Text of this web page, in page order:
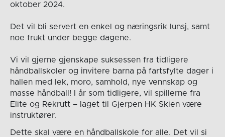
oktober 2024.
Det vil bli servert en enkel og næringsrik lunsj, samt
noe frukt under begge dagene.
Vi vil gjerne gjenskape suksessen fra tidligere
håndballskoler og invitere barna på fartsfylte dager i
hallen med lek, moro, samhold, nye vennskap og
masse håndball! I år som tidligere, vil spillerne fra
Elite og Rekrutt – laget til Gjerpen HK Skien være
instruktører.
Dette skal være en håndballskole for alle. Det vil si